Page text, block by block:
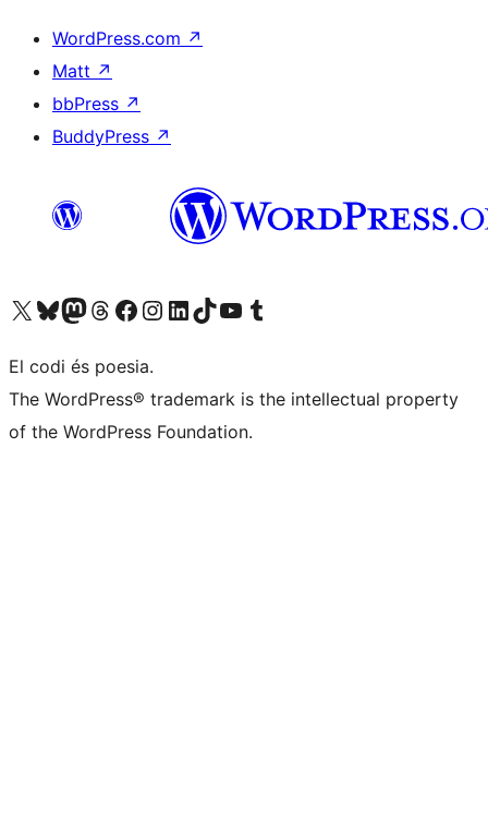
WordPress.com ↗
Matt ↗
bbPress ↗
BuddyPress ↗
Visiteu el nostre compte X (abans Twitter)
Visiteu el nostre compte de Bluesky
Visiteu el nostre compte al Mastodon
Visiteu el nostre compte de Threads
Visiteu la nostra pàgina al Facebook
Visiteu el nostre compte d'Instagram
Visiteu el nostre compte de LinkedIn
Visiteu el nostre compte de TikTok
Visiteu el nostre canal al YouTube
Visiteu el nostre compte de Tumblr
El codi és poesia.
The WordPress® trademark is the intellectual property
of the WordPress Foundation.